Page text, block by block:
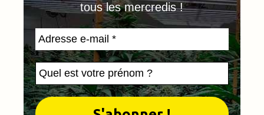
tous les mercredis !